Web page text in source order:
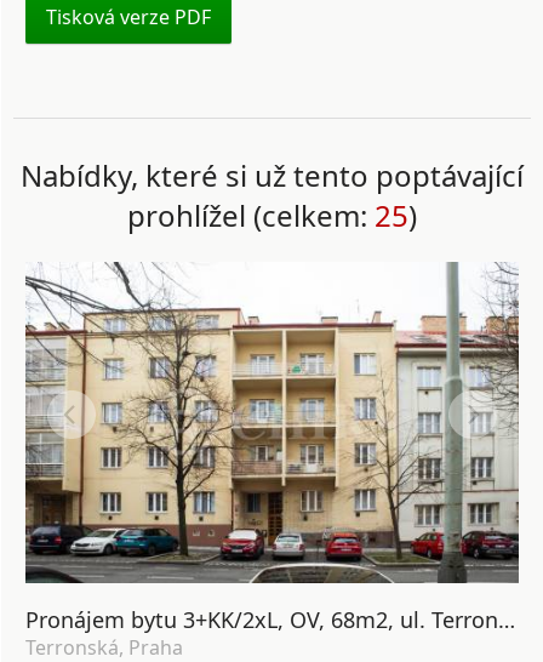
Tisková verze PDF
Nabídky, které si už tento poptávající
prohlížel (celkem: 25)
Pronájem bytu 3+KK/2xL, OV, 68m2, ul. Terronská 657/43, P-6 Bubeneč
Terronská, Praha